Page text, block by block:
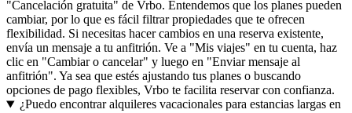
"Cancelación gratuita" de Vrbo. Entendemos que los planes pueden
cambiar, por lo que es fácil filtrar propiedades que te ofrecen
flexibilidad. Si necesitas hacer cambios en una reserva existente,
envía un mensaje a tu anfitrión. Ve a "Mis viajes" en tu cuenta, haz
clic en "Cambiar o cancelar" y luego en "Enviar mensaje al
anfitrión". Ya sea que estés ajustando tus planes o buscando
opciones de pago flexibles, Vrbo te facilita reservar con confianza.
¿Puedo encontrar alquileres vacacionales para estancias largas en